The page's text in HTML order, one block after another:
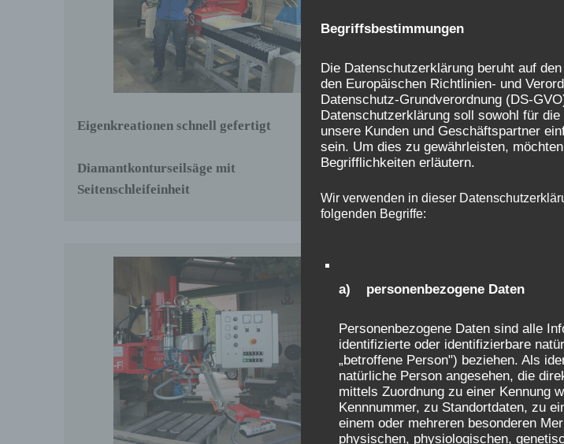
Eigenkreationen schnell gefertigt
Diamantkonturseilsäge mit
Seitenschleifeinheit
Spiegelglanz auf schmalen
Begriffsbestimmungen
Die Datenschutzerklärung beruht auf
den Europäischen Richtlinien- und
Datenschutz-Grundverordnung (DS-
Datenschutzerklärung soll sowohl für
unsere Kunden und Geschäftspartner
sein. Um dies zu gewährleisten,
Begrifflichkeiten erläutern.
Wir verwenden in dieser
folgenden Begriffe:
a) personenbezogene Daten
Personenbezogene Daten sind alle
identifizierte oder identifizierbare
„betroffene Person") beziehen. Als
natürliche Person angesehen, die
mittels Zuordnung zu einer Kennung
Kennnummer, zu Standortdaten, zu
einem oder mehreren besonderen
physischen, physiologischen,